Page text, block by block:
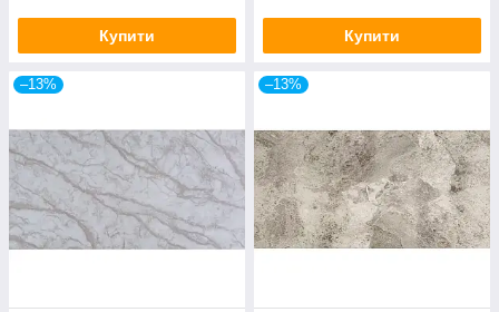
Купити Купити
–13% –13%